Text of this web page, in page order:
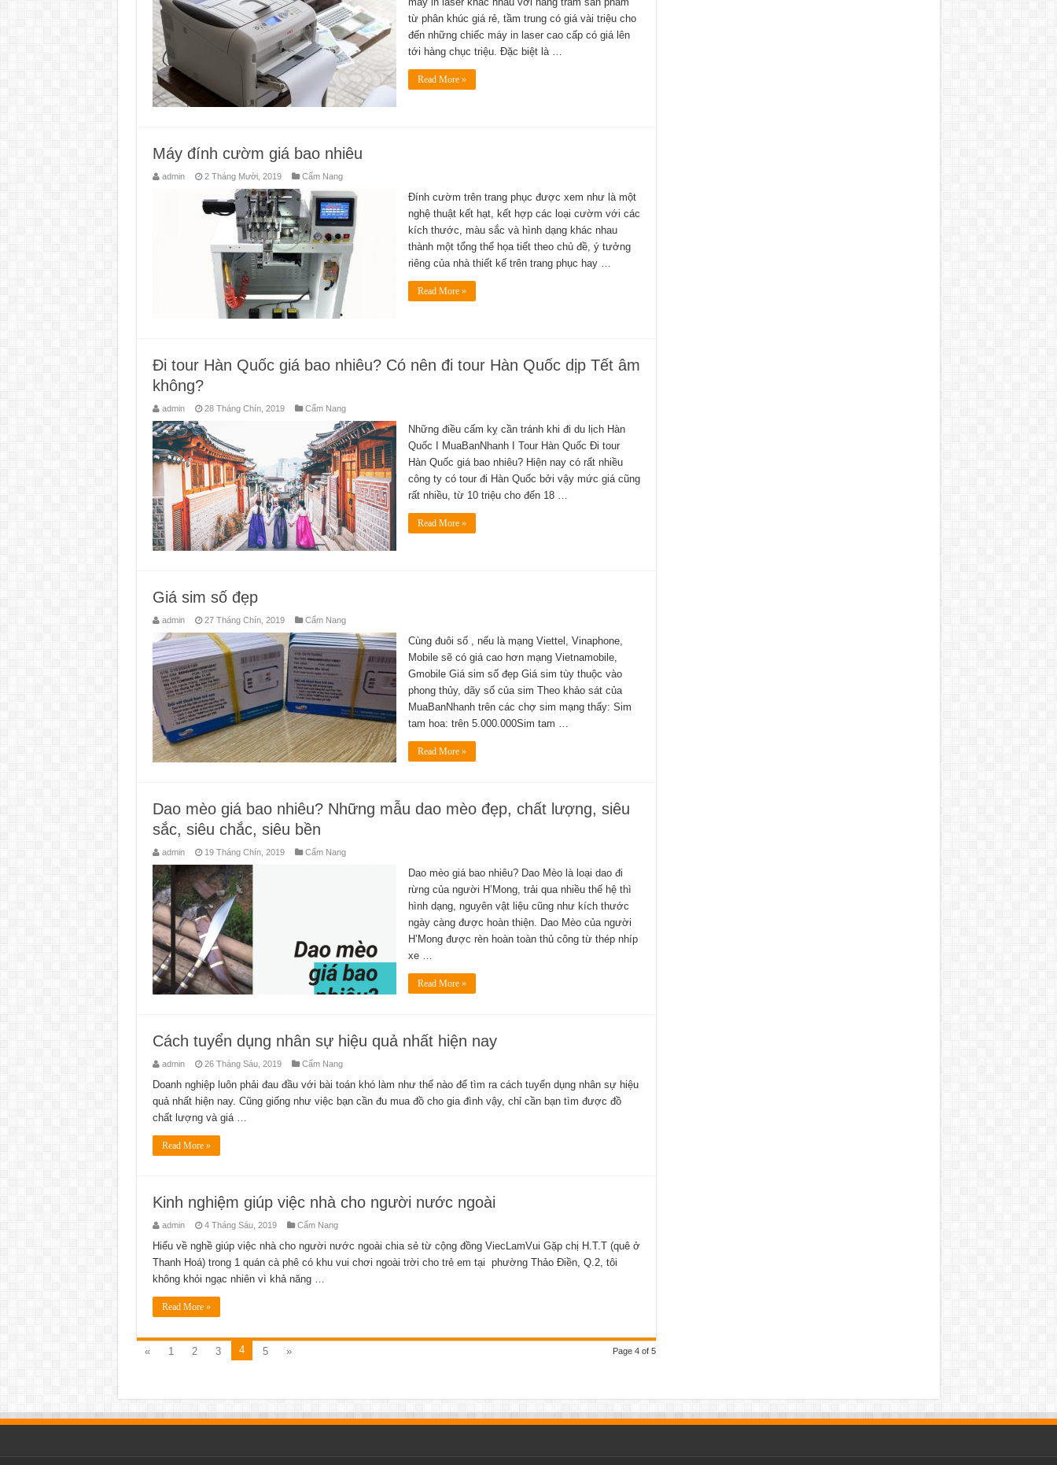
từ phân khúc giá rẻ, tầm trung có giá vài triệu cho
đến những chiếc máy in laser cao cấp có giá lên
tới hàng chục triệu. Đặc biệt là …
Read More »
Máy đính cườm giá bao nhiêu
admin 2 Tháng Mười, 2019 Cẩm Nang
Đính cườm trên trang phục được xem như là một
nghệ thuật kết hạt, kết hợp các loại cườm với các
kích thước, màu sắc và hình dạng khác nhau
thành một tổng thể họa tiết theo chủ đề, ý tưởng
riêng của nhà thiết kế trên trang phục hay …
Read More »
Đi tour Hàn Quốc giá bao nhiêu? Có nên đi tour Hàn Quốc dịp Tết âm
không?
admin 28 Tháng Chín, 2019 Cẩm Nang
Những điều cấm kỵ cần tránh khi đi du lịch Hàn
Quốc I MuaBanNhanh I Tour Hàn Quốc Đi tour
Hàn Quốc giá bao nhiêu? Hiện nay có rất nhiều
công ty có tour đi Hàn Quốc bởi vậy mức giá cũng
rất nhiều, từ 10 triệu cho đến 18 …
Read More »
Giá sim số đẹp
admin 27 Tháng Chín, 2019 Cẩm Nang
Cùng đuôi số , nếu là mạng Viettel, Vinaphone,
Mobile sẽ có giá cao hơn mạng Vietnamobile,
Gmobile Giá sim số đẹp Giá sim tùy thuộc vào
phong thủy, dãy số của sim Theo khảo sát của
MuaBanNhanh trên các chợ sim mạng thấy: Sim
tam hoa: trên 5.000.000Sim tam …
Read More »
Dao mèo giá bao nhiêu? Những mẫu dao mèo đẹp, chất lượng, siêu
sắc, siêu chắc, siêu bền
admin 19 Tháng Chín, 2019 Cẩm Nang
Dao mèo giá bao nhiêu? Dao Mèo là loại dao đi
rừng của người H’Mong, trải qua nhiều thế hệ thì
hình dạng, nguyên vật liệu cũng như kích thước
ngày càng được hoàn thiện. Dao Mèo của người
H’Mong được rèn hoàn toàn thủ công từ thép nhíp
xe …
Read More »
Cách tuyển dụng nhân sự hiệu quả nhất hiện nay
admin 26 Tháng Sáu, 2019 Cẩm Nang
Doanh nghiệp luôn phải đau đầu với bài toán khó làm như thế nào để tìm ra cách tuyển dụng nhân sự hiệu
quả nhất hiện nay. Cũng giống như việc bạn cần đu mua đồ cho gia đình vậy, chỉ cần bạn tìm được đồ
chất lượng và giá …
Read More »
Kinh nghiệm giúp việc nhà cho người nước ngoài
admin 4 Tháng Sáu, 2019 Cẩm Nang
Hiểu về nghề giúp việc nhà cho người nước ngoài chia sẻ từ cộng đồng ViecLamVui Gặp chị H.T.T (quê ở
Thanh Hoá) trong 1 quán cà phê có khu vui chơi ngoài trời cho trẻ em tại phường Thảo Điền, Q.2, tôi
không khỏi ngạc nhiên vì khả năng …
Read More »
Page 4 of 5
« 1 2 3 4 5 »